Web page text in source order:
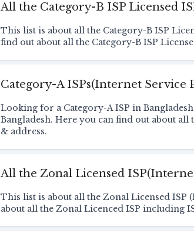
All the Category-B ISP Licensed
This list is about all the Category-B ISP
find out about all the Category-B ISP
Category-A ISPs(Internet Service
Looking for a Category-A ISP in
Bangladesh. Here you can find out about
& address.
All the Zonal Licensed
This list is about all the Zonal Licensed
about all the Zonal Licenced ISP including